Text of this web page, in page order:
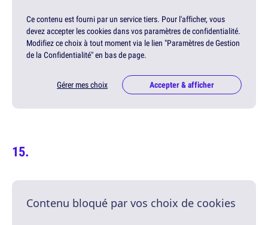
Ce contenu est fourni par un service tiers. Pour l'afficher, vous
devez accepter les cookies dans vos paramètres de confidentialité.
Modifiez ce choix à tout moment via le lien "Paramètres de Gestion
de la Confidentialité" en bas de page.
Gérer mes choix Accepter & afficher
Contenu bloqué par vos choix de cookies